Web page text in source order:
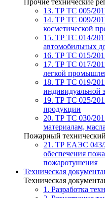
Прочие технические
13. ТР ТС 005/
14. ТР ТС 009/
косметической
15. ТР ТС 014/
автомобильных
16. ТР ТС 015/
17. ТР ТС 017/
легкой
18. ТР ТС 019/
индивидуальной
19. ТР ТС 025/
продукции
20. ТР ТС 030/
материалам,
Пожарный
21. ТР ЕАЭС 043/
обеспечения
пожаротушения
Техническая
Техническая
1. Разработка